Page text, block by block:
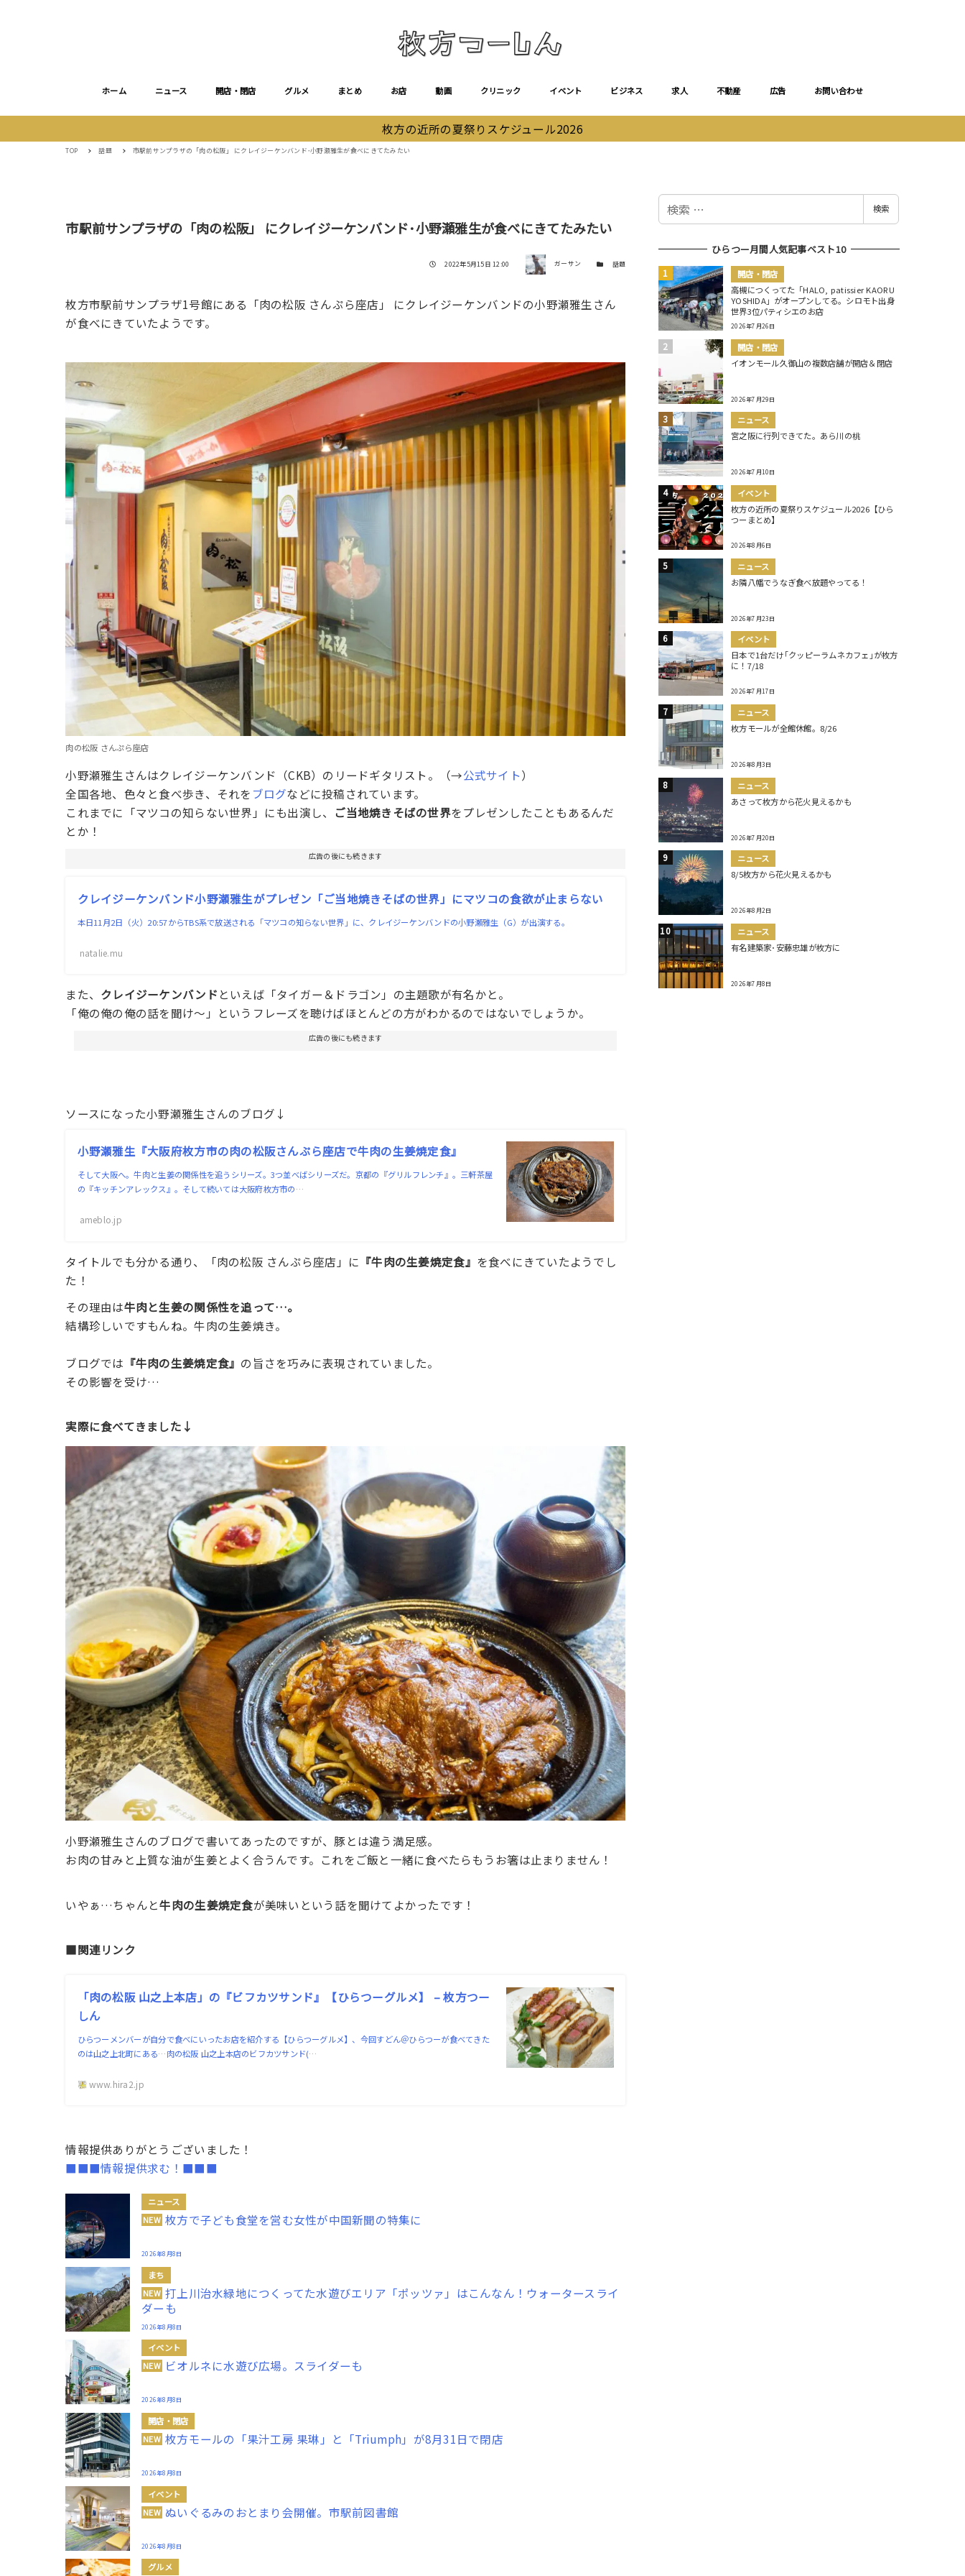
ホーム ニュース 開店・閉店 グルメ まとめ お店 動画 クリニック イベント ビジネス 求人 不動産 広告 お問い合わせ
枚方の近所の夏祭りスケジュール2026
TOP 話題 市駅前サンプラザの「肉の松阪」 にクレイジーケンバンド･小野瀬雅生が食べにきてたみたい
市駅前サンプラザの「肉の松阪」 にクレイジーケンバンド･小野瀬雅生が食べにきてたみたい
投稿日
2022年5月15日 12:00 著者 ガーサン カテゴリー
話題
枚方市駅前サンプラザ1号館にある「肉の松阪 さんぷら座店」 にクレイジーケンバンドの小野瀬雅生さん
が食べにきていたようです。
肉の松阪 さんぷら座店
小野瀬雅生さんはクレイジーケンバンド（CKB）のリードギタリスト。（→公式サイト）
全国各地、色々と食べ歩き、それを ブログなどに投稿されています。
これまでに「マツコの知らない世界」にも出演し、 ご当地焼きそばの世界をプレゼンしたこともあるんだ
とか！
広告の後にも続きます
クレイジーケンバンド小野瀬雅生がプレゼン「ご当地焼きそばの世界」にマツコの食欲が止まらない
本日11月2日（火）20:57からTBS系で放送される「マツコの知らない世界」に、クレイジーケンバンドの小野瀬雅生（G）が出演する。
natalie.mu
また、 クレイジーケンバンド といえば「タイガー＆ドラゴン」の主題歌が有名かと。
「俺の俺の俺の話を聞け〜」というフレーズを聴けばほとんどの方がわかるのではないでしょうか。
広告の後にも続きます
ソースになった小野瀬雅生さんのブログ↓
小野瀬雅生『大阪府枚方市の肉の松阪さんぷら座店で牛肉の生姜焼定食』
そして大阪へ。牛肉と生姜の関係性を追うシリーズ。3つ並べばシリーズだ。京都の『グリルフレンチ』。三軒茶屋
の『キッチンアレックス』。そして続いては大阪府枚方市の…
ameblo.jp
タイトルでも分かる通り、「肉の松阪 さんぷら座店」に 『牛肉の生姜焼定食』 を食べにきていたようでし
た！
その理由は牛肉と生姜の関係性を追って…。
結構珍しいですもんね。牛肉の生姜焼き。
ブログでは 『牛肉の生姜焼定食』 の旨さを巧みに表現されていました。
その影響を受け…
実際に食べてきました↓
小野瀬雅生さんのブログで書いてあったのですが、豚とは違う満足感。
お肉の甘みと上質な油が生姜とよく合うんです。これをご飯と一緒に食べたらもうお箸は止まりません！
いやぁ…ちゃんと牛肉の生姜焼定食が美味いという話を聞けてよかったです！
■関連リンク
「肉の松阪 山之上本店」の『ビフカツサンド』【ひらつーグルメ】 – 枚方つー
しん
ひらつーメンバーが自分で食べにいったお店を紹介する【ひらつーグルメ】、今回すどん＠ひらつーが食べてきた
のは山之上北町にある…肉の松阪 山之上本店のビフカツサンド(…
www.hira2.jp
情報提供ありがとうございました！
■■■情報提供求む！■■■
ニュース
NEW 枚方で子ども食堂を営む女性が中国新聞の特集に
2026年8月8日
まち
NEW 打上川治水緑地につくってた水遊びエリア「ポッツァ」はこんなん！ウォータースライ
ダーも
2026年8月8日
イベント
NEW ビオルネに水遊び広場。スライダーも
2026年8月8日
開店・閉店
NEW 枚方モールの「果汁工房 果琳」と「Triumph」が8月31日で閉店
2026年8月8日
イベント
NEW ぬいぐるみのおとまり会開催。市駅前図書館
2026年8月8日
グルメ
検
検索
ひらつー月間人気記事ベスト10
開店・閉店
高槻につくってた「HALO, patissier KAORU
YOSHIDA」がオープンしてる。シロモト出身
世界3位パティシエのお店
2026年7月26日
開店・閉店
イオンモール久御山の複数店舗が開店＆閉店
2026年7月29日
ニュース
宮之阪に行列できてた。あら川の桃
2026年7月10日
イベント
枚方の近所の夏祭りスケジュール2026【ひら
つーまとめ】
2026年8月6日
ニュース
お隣八幡でうなぎ食べ放題やってる！
2026年7月23日
イベント
日本で1台だけ｢クッピーラムネカフェ｣が枚方
に！7/18
2026年7月17日
ニュース
枚方モールが全館休館。8/26
2026年8月3日
ニュース
あさって枚方から花火見えるかも
2026年7月20日
ニュース
8/5枚方から花火見えるかも
2026年8月2日
ニュース
有名建築家･安藤忠雄が枚方に
2026年7月8日